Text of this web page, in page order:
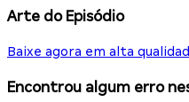
Arte do Episódio
Baixe agora em alta
Encontrou algum erro